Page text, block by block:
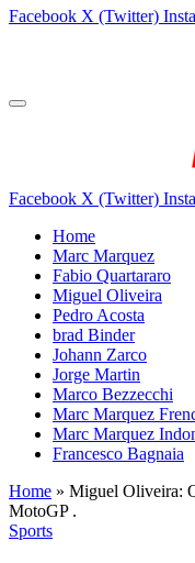
Facebook X (Twitter)
Facebook X (Twitter)
Home
Marc Marquez
Fabio Quartararo
Miguel Oliveira
Pedro Acosta
brad Binder
Johann Zarco
Jorge Martin
Marco Bezzecchi
Marc Marquez
Marc Marquez
Francesco Bagnaia
Home » Miguel Oliveira:
MotoGP .
Sports